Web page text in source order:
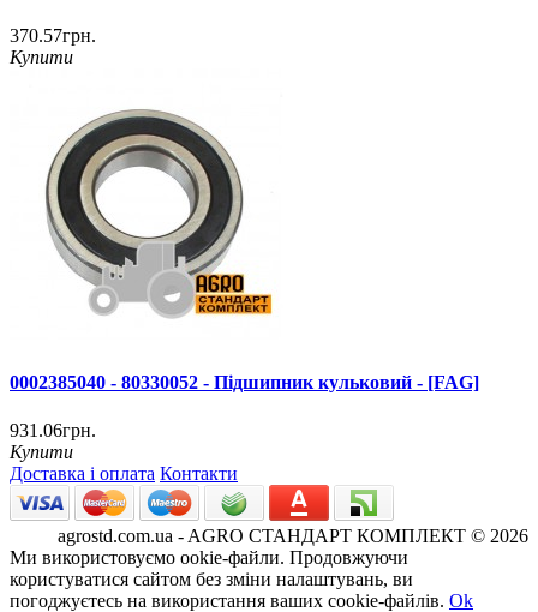
370.57грн.
Купити
0002385040 - 80330052 - Підшипник кульковий - [FAG]
931.06грн.
Купити
Доставка і оплата Контакти
agrostd.com.ua - AGRO СТАНДАРТ КОМПЛЕКТ © 2026
Ми використовуємо ookie-файли. Продовжуючи
користуватися сайтом без зміни налаштувань, ви
погоджуєтесь на використання ваших cookie-файлів. Ok